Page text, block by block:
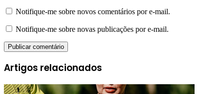
Notifique-me sobre novos comentários por e-mail.
Notifique-me sobre novas publicações por e-mail.
Artigos relacionados